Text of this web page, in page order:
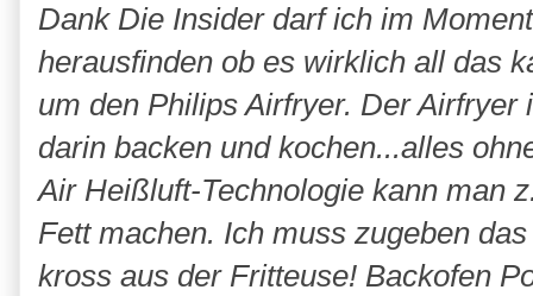
Dank Die Insider darf ich im
herausfinden ob es wirklich all das
um den Philips Airfryer. Der
darin backen und kochen...alles
Air Heißluft-Technologie kann man
Fett machen. Ich muss zugeben
kross aus der Fritteuse! Backofen